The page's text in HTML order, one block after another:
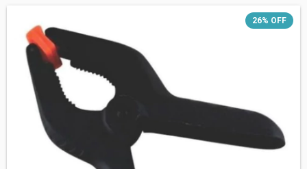
26% OFF